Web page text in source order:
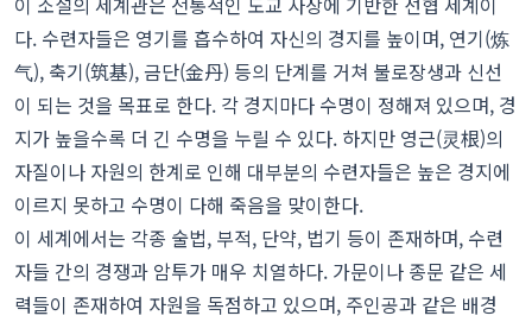
다. 수련자들은 영기를 흡수하여 자신의 경지를 높이며, 연기(炼
气), 축기(筑基), 금단(金丹) 등의 단계를 거쳐 불로장생과 신선
이 되는 것을 목표로 한다. 각 경지마다 수명이 정해져 있으며, 경
지가 높을수록 더 긴 수명을 누릴 수 있다. 하지만 영근(灵根)의
자질이나 자원의 한계로 인해 대부분의 수련자들은 높은 경지에
이르지 못하고 수명이 다해 죽음을 맞이한다.
이 세계에서는 각종 술법, 부적, 단약, 법기 등이 존재하며, 수련
자들 간의 경쟁과 암투가 매우 치열하다. 가문이나 종문 같은 세
력들이 존재하여 자원을 독점하고 있으며, 주인공과 같은 배경